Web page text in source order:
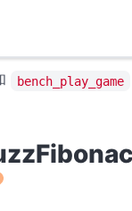
bench_play_game